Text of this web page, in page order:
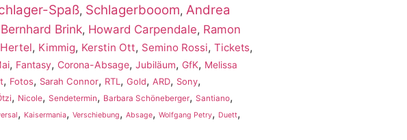
Spaß, Schlagerbooom, Andrea
Bernhard Brink, Howard Carpendale, Ramon
, Kimmig, Kerstin Ott, Semino Rossi, Tickets,
, Fantasy, Corona-Absage, Jubiläum, GfK, Melissa
, Fotos, Sarah Connor, RTL, Gold, ARD, Sony,
, Nicole, Sendetermin, Barbara Schöneberger, Santiano,
, Kaisermania, Verschiebung, Absage, Wolfgang Petry, Duett,